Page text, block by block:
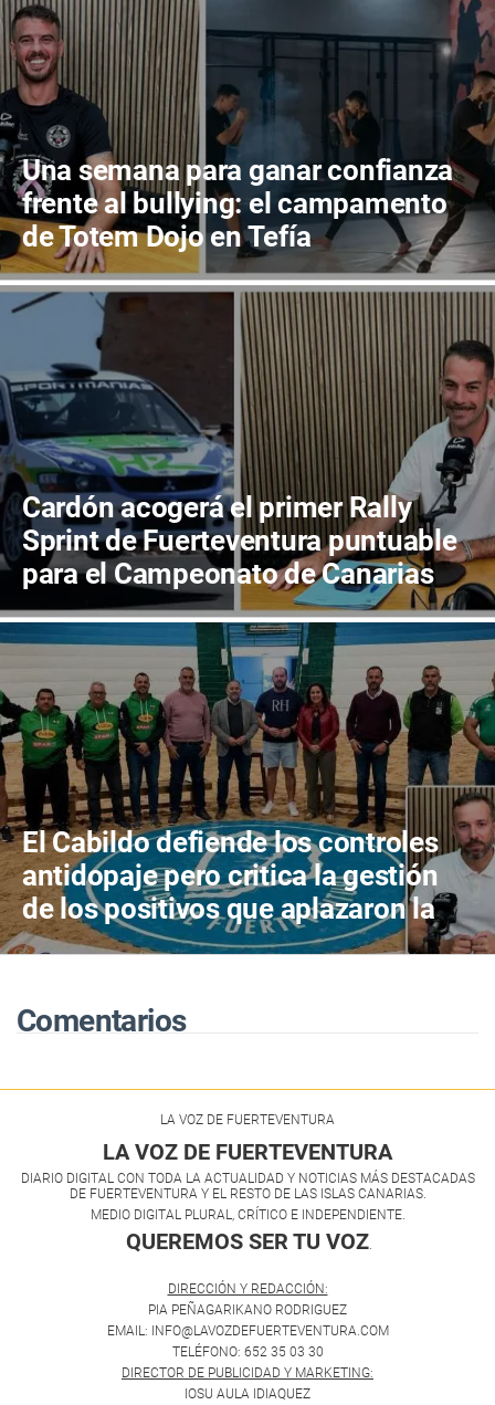
Una semana para ganar confianza
frente al bullying: el campamento
de Totem Dojo en Tefía
Cardón acogerá el primer Rally
Sprint de Fuerteventura puntuable
para el Campeonato de Canarias
El Cabildo defiende los controles
antidopaje pero critica la gestión
de los positivos que aplazaron la
final de lucha canaria en
Comentarios
LA VOZ DE FUERTEVENTURA
LA VOZ DE FUERTEVENTURA
DIARIO DIGITAL CON TODA LA ACTUALIDAD Y NOTICIAS MÁS DESTACADAS
DE FUERTEVENTURA Y EL RESTO DE LAS ISLAS CANARIAS.
MEDIO DIGITAL PLURAL, CRÍTICO E INDEPENDIENTE.
QUEREMOS SER TU VOZ.
DIRECCIÓN Y REDACCIÓN:
PIA PEÑAGARIKANO RODRIGUEZ
EMAIL: INFO@LAVOZDEFUERTEVENTURA.COM
TELÉFONO: 652 35 03 30
DIRECTOR DE PUBLICIDAD Y MARKETING:
IOSU AULA IDIAQUEZ